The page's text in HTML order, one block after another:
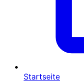
Startseite